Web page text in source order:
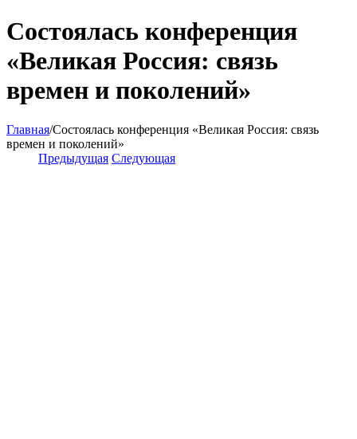
Состоялась конференция
«Великая Россия: связь
времен и поколений»
Главная/Состоялась конференция «Великая Россия: связь
времен и поколений»
Предыдущая Следующая